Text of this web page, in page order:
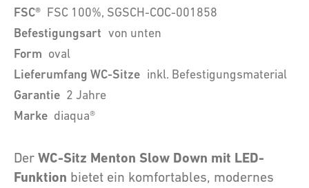
FSC® FSC 100%, SGSCH-COC-001858
Befestigungsart von unten
Form oval
Lieferumfang WC-Sitze inkl. Befestigungsmaterial
Garantie 2 Jahre
Marke diaqua®
Der WC-Sitz Menton Slow Down mit LED-
Funktion bietet ein komfortables, modernes